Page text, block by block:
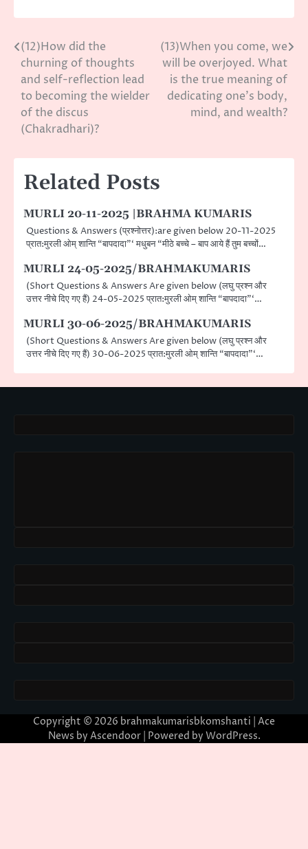
Post
navigation
(12)How did the
churning of thoughts
and self-reflection lead
to becoming the wielder
of the discus
(Chakradhari)?
(13)When you come, we
will be overjoyed. What
is the true meaning of
dedicating one’s body,
mind, and wealth?
Related Posts
MURLI 20-11-2025 |BRAHMA KUMARIS
Questions & Answers (प्रश्नोत्तर):are given below 20-11-2025
प्रात:मुरली ओम् शान्ति “बापदादा”‘ मधुबन “मीठे बच्चे – बाप आये हैं तुम बच्चों…
MURLI 24-05-2025/BRAHMAKUMARIS
(Short Questions & Answers Are given below (लघु प्रश्न और
उत्तर नीचे दिए गए हैं) 24-05-2025 प्रात:मुरली ओम् शान्ति “बापदादा”‘…
MURLI 30-06-2025/BRAHMAKUMARIS
(Short Questions & Answers Are given below (लघु प्रश्न और
उत्तर नीचे दिए गए हैं) 30-06-2025 प्रात:मुरली ओम् शान्ति “बापदादा”‘…
Copyright © 2026 brahmakumarisbkomshanti | Ace
News by Ascendoor| Powered by WordPress.